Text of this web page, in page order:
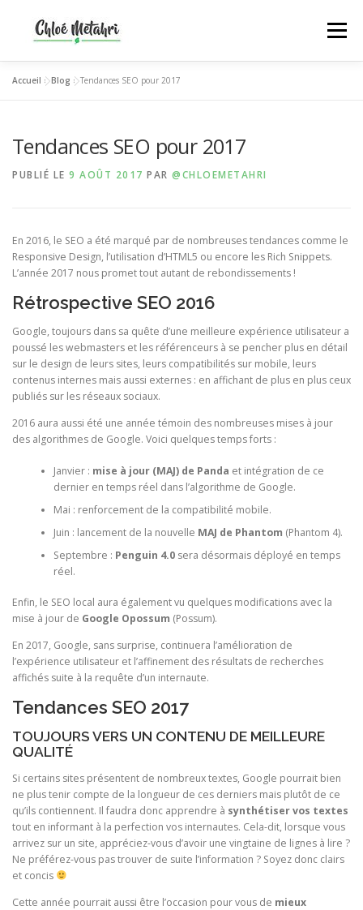
contenu
Menu
BLOG CONTACT
Accueil »Blog »Tendances SEO pour 2017
Tendances SEO pour 2017
PUBLIÉ LE 9 AOÛT 2017 PAR @CHLOEMETAHRI
En 2016, le SEO a été marqué par de nombreuses tendances comme le
Responsive Design, l’utilisation d’HTML5 ou encore les Rich Snippets.
L’année 2017 nous promet tout autant de rebondissements !
Rétrospective SEO 2016
Google, toujours dans sa quête d’une meilleure expérience utilisateur a
poussé les webmasters et les référenceurs à se pencher plus en détail
sur le design de leurs sites, leurs compatibilités sur mobile, leurs
contenus internes mais aussi externes : en affichant de plus en plus ceux
publiés sur les réseaux sociaux.
2016 aura aussi été une année témoin des nombreuses mises à jour
des algorithmes de Google. Voici quelques temps forts :
Janvier : mise à jour (MAJ) de Panda et intégration de ce
dernier en temps réel dans l’algorithme de Google.
Mai : renforcement de la compatibilité mobile.
Juin : lancement de la nouvelle MAJ de Phantom (Phantom 4).
Septembre : Penguin 4.0sera désormais déployé en temps
réel.
Enfin, le SEO local aura également vu quelques modifications avec la
mise à jour de Google Opossum (Possum).
En 2017, Google, sans surprise, continuera l’amélioration de
l’expérience utilisateur et l’affinement des résultats de recherches
affichés suite à la requête d’un internaute.
Tendances SEO 2017
TOUJOURS VERS UN CONTENU DE MEILLEURE
QUALITÉ
Si certains sites présentent de nombreux textes, Google pourrait bien
ne plus tenir compte de la longueur de ces derniers mais plutôt de ce
qu’ils contiennent. Il faudra donc apprendre à synthétiser vos textes
tout en informant à la perfection vos internautes. Cela-dit, lorsque vous
arrivez sur un site, appréciez-vous d’avoir une vingtaine de lignes à lire ?
Ne préférez-vous pas trouver de suite l’information ? Soyez donc clairs
et concis
Cette année pourrait aussi être l’occasion pour vous de mieux